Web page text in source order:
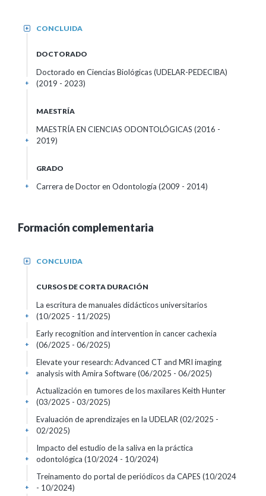
CONCLUIDA
+
DOCTORADO
Doctorado en Ciencias Biológicas (UDELAR-PEDECIBA)
(2019 - 2023)
+
MAESTRÍA
MAESTRÍA EN CIENCIAS ODONTOLÓGICAS (2016 -
2019)
+
GRADO
Carrera de Doctor en Odontología (2009 - 2014)
+
Formación complementaria
CONCLUIDA
+
CURSOS DE CORTA DURACIÓN
La escritura de manuales didácticos universitarios
(10/2025 - 11/2025)
+
Early recognition and intervention in cancer cachexia
(06/2025 - 06/2025)
+
Elevate your research: Advanced CT and MRI imaging
analysis with Amira Software(06/2025 - 06/2025)
+
Actualización en tumores de los maxilares Keith Hunter
(03/2025 - 03/2025)
+
Evaluación de aprendizajes en la UDELAR (02/2025 -
02/2025)
+
Impacto del estudio de la saliva en la práctica
odontológica (10/2024 - 10/2024)
+
Treinamento do portal de periódicos da CAPES (10/2024
- 10/2024)
+